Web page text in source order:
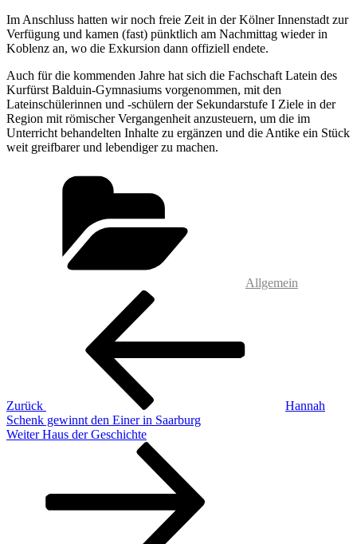
Im Anschluss hatten wir noch freie Zeit in der Kölner Innenstadt zur
Verfügung und kamen (fast) pünktlich am Nachmittag wieder in
Koblenz an, wo die Exkursion dann offiziell endete.
Auch für die kommenden Jahre hat sich die Fachschaft Latein des
Kurfürst Balduin-Gymnasiums vorgenommen, mit den
Lateinschülerinnen und -schülern der Sekundarstufe I Ziele in der
Region mit römischer Vergangenheit anzusteuern, um die im
Unterricht behandelten Inhalte zu ergänzen und die Antike ein Stück
weit greifbarer und lebendiger zu machen.
Allgemein
Beitragsnavigation
Zurück
Hannah
Schenk gewinnt den Einer in Saarburg
Nächster
Weiter Haus der Geschichte